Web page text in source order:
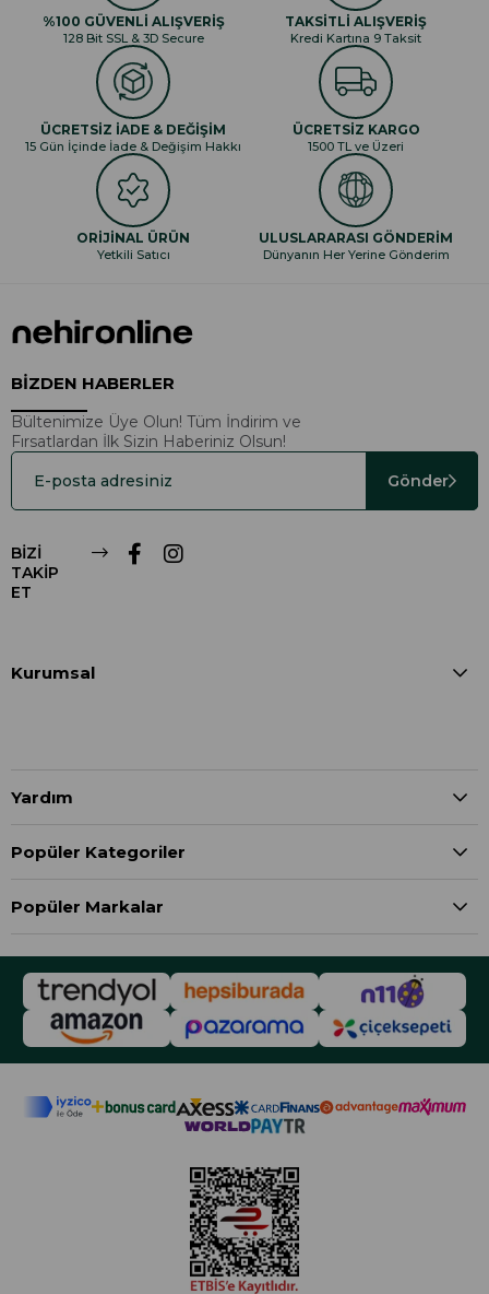
%100 GÜVENLİ ALIŞVERİŞ
128 Bit SSL & 3D Secure
TAKSİTLİ ALIŞVERİŞ
Kredi Kartına 9 Taksit
ÜCRETSİZ İADE & DEĞİŞİM
15 Gün İçinde İade & Değişim Hakkı
ÜCRETSİZ KARGO
1500 TL ve Üzeri
ORİJİNAL ÜRÜN
Yetkili Satıcı
ULUSLARARASI GÖNDERİM
Dünyanın Her Yerine Gönderim
BİZDEN HABERLER
Bültenimize Üye Olun! Tüm İndirim ve
Fırsatlardan İlk Sizin Haberiniz Olsun!
Gönder
BİZİ
TAKİP
ET
Kurumsal
Yardım
Popüler Kategoriler
Popüler Markalar